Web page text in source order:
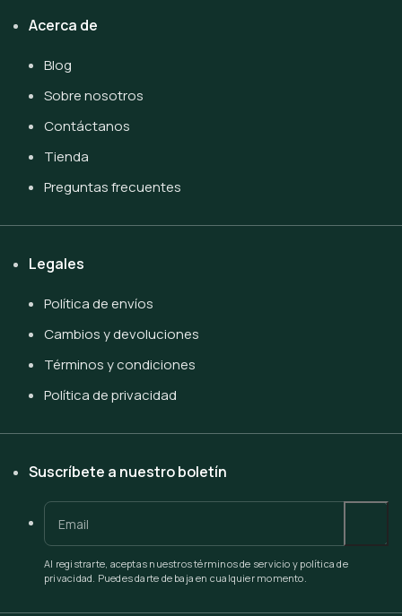
Acerca de
Blog
Sobre nosotros
Contáctanos
Tienda
Preguntas frecuentes
Legales
Política de envíos
Cambios y devoluciones
Términos y condiciones
Política de privacidad
Suscríbete a nuestro boletín
Al registrarte, aceptas nuestros términos de servicio y política de
privacidad. Puedes darte de baja en cualquier momento.